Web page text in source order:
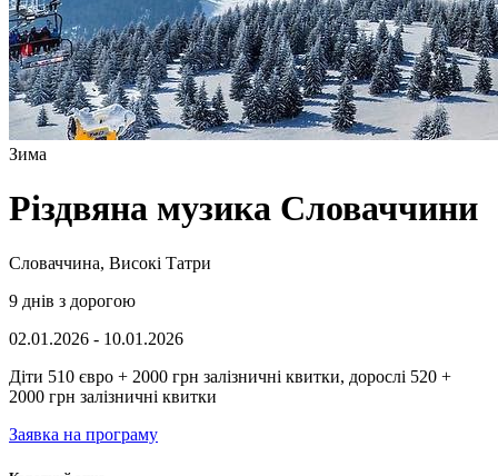
Зима
Різдвяна музика Словаччини
Словаччина, Високі Татри
9 днів з дорогою
02.01.2026 - 10.01.2026
Діти 510 євро + 2000 грн залізничні квитки, дорослі 520 +
2000 грн залізничні квитки
Заявка на програму